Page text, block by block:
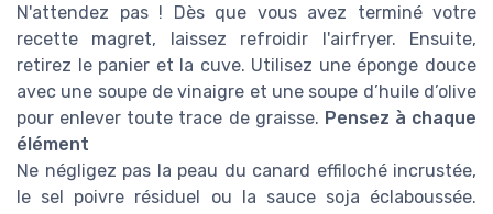
N'attendez pas ! Dès que vous avez terminé votre
recette magret, laissez refroidir l'airfryer. Ensuite,
retirez le panier et la cuve. Utilisez une éponge douce
avec une soupe de vinaigre et une soupe d’huile d’olive
pour enlever toute trace de graisse. Pensez à chaque
élément
Ne négligez pas la peau du canard effiloché incrustée,
le sel poivre résiduel ou la sauce soja éclaboussée.